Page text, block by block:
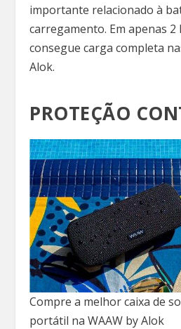
importante relacionado à
carregamento. Em apenas 2
consegue carga completa
Alok.
PROTEÇÃO
Compre a melhor caixa de
portátil na WAAW by Alok